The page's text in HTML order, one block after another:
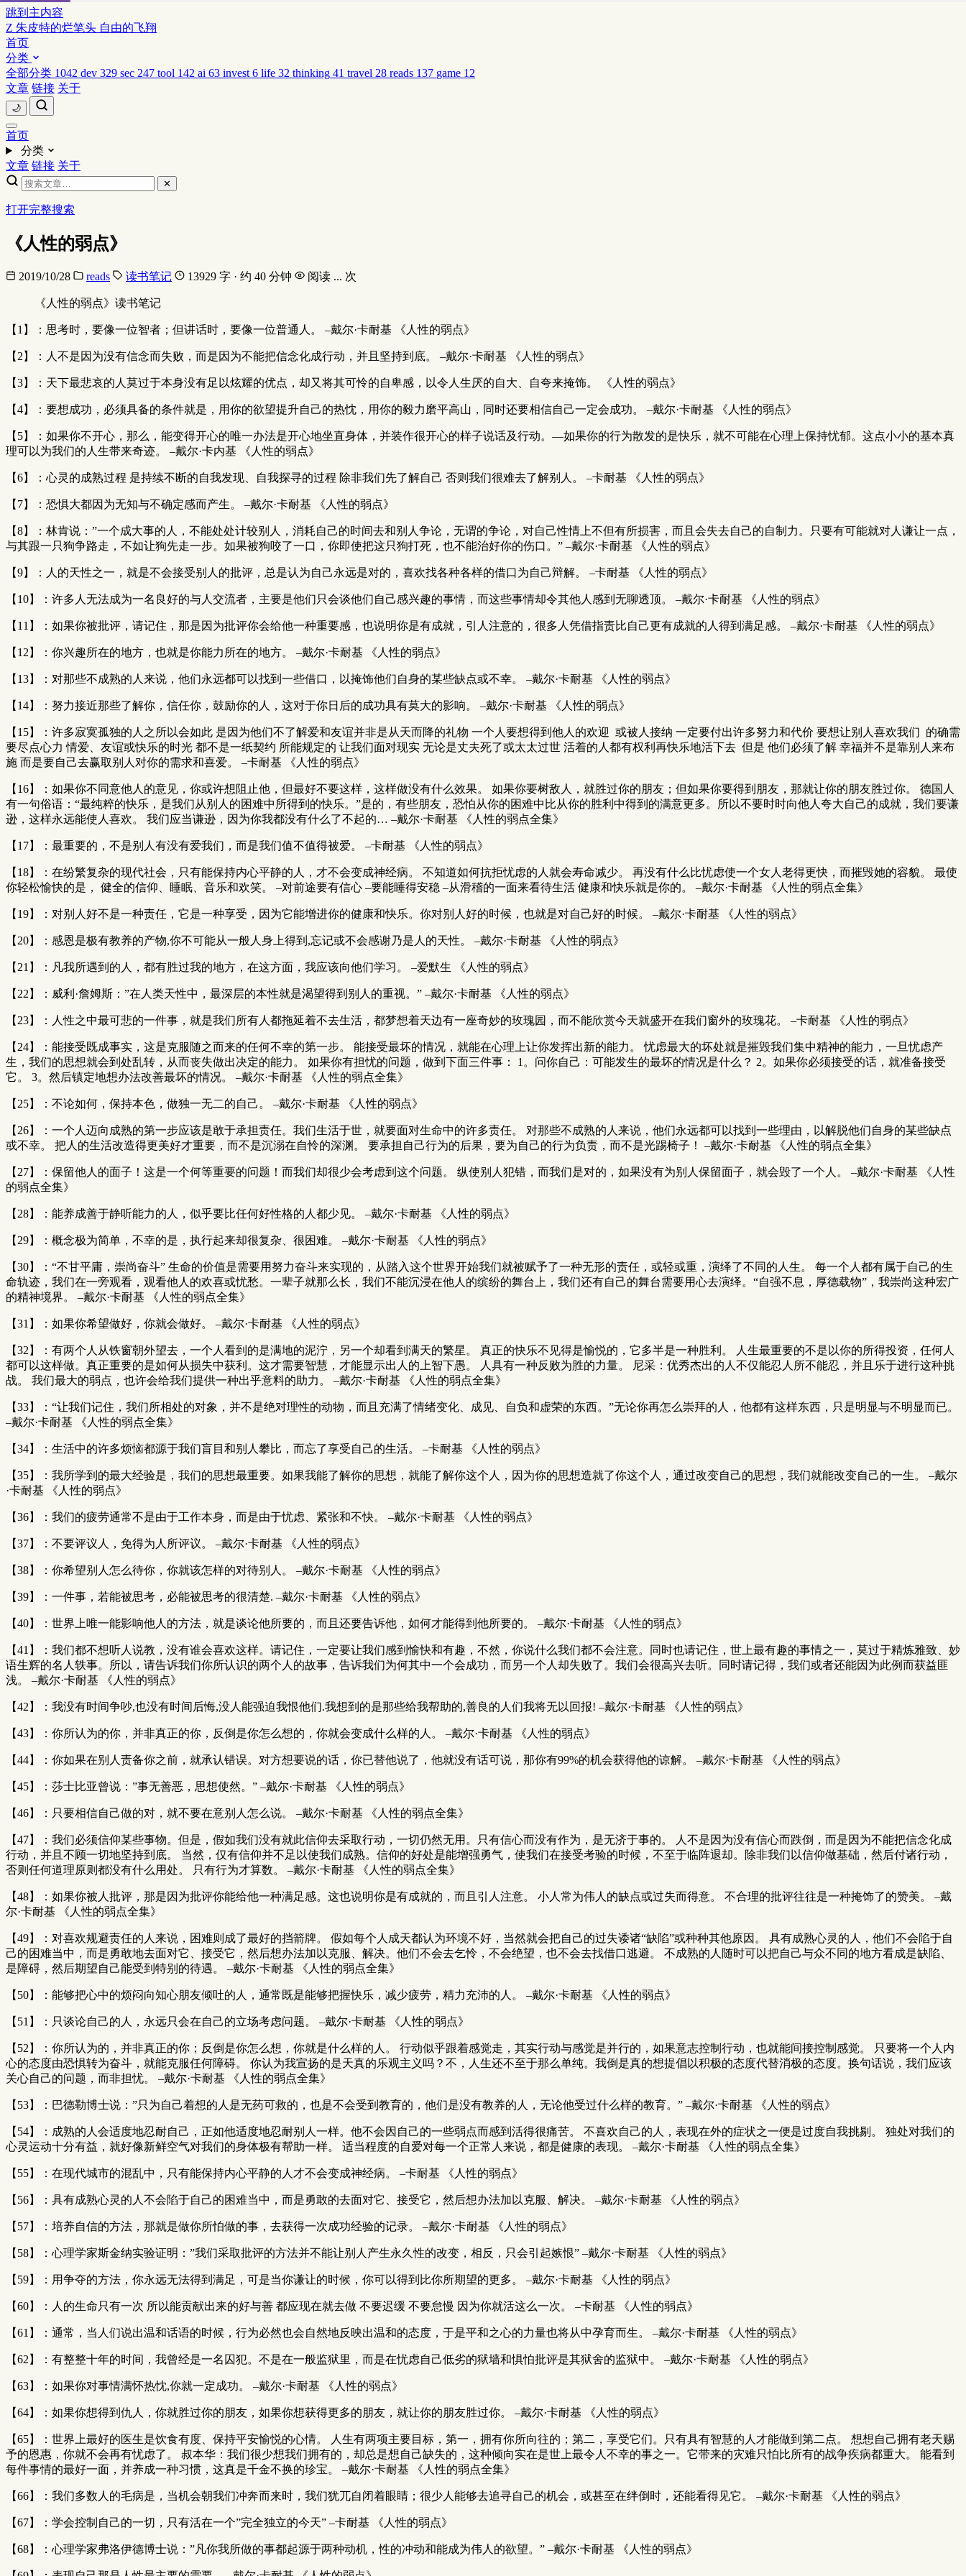
跳到主内容
Z 朱皮特的烂笔头 自由的飞翔
首页
分类
全部分类 1042 dev 329 sec 247 tool 142 ai 63 invest 6 life 32 thinking 41 travel 28 reads 137 game 12
文章 链接 关于
🌙
首页
分类
文章 链接 关于
✕
打开完整搜索
《人性的弱点》
2019/10/28 reads 读书笔记 13929 字 · 约 40 分钟 阅读 ... 次
《人性的弱点》读书笔记
【1】：思考时，要像一位智者；但讲话时，要像一位普通人。 –戴尔·卡耐基 《人性的弱点》
【2】：人不是因为没有信念而失败，而是因为不能把信念化成行动，并且坚持到底。 –戴尔·卡耐基 《人性的弱点》
【3】：天下最悲哀的人莫过于本身没有足以炫耀的优点，却又将其可怜的自卑感，以令人生厌的自大、自夸来掩饰。 《人性的弱点》
【4】：要想成功，必须具备的条件就是，用你的欲望提升自己的热忱，用你的毅力磨平高山，同时还要相信自己一定会成功。 –戴尔·卡耐基 《人性的弱点》
【5】：如果你不开心，那么，能变得开心的唯一办法是开心地坐直身体，并装作很开心的样子说话及行动。—如果你的行为散发的是快乐，就不可能在心理上保持忧郁。这点小小的基本真
理可以为我们的人生带来奇迹。 –戴尔·卡内基 《人性的弱点》
【6】：心灵的成熟过程 是持续不断的自我发现、自我探寻的过程 除非我们先了解自己 否则我们很难去了解别人。 –卡耐基 《人性的弱点》
【7】：恐惧大都因为无知与不确定感而产生。 –戴尔·卡耐基 《人性的弱点》
【8】：林肯说：”一个成大事的人，不能处处计较别人，消耗自己的时间去和别人争论，无谓的争论，对自己性情上不但有所损害，而且会失去自己的自制力。只要有可能就对人谦让一点，
与其跟一只狗争路走，不如让狗先走一步。如果被狗咬了一口，你即使把这只狗打死，也不能治好你的伤口。” –戴尔·卡耐基 《人性的弱点》
【9】：人的天性之一，就是不会接受别人的批评，总是认为自己永远是对的，喜欢找各种各样的借口为自己辩解。 –卡耐基 《人性的弱点》
【10】：许多人无法成为一名良好的与人交流者，主要是他们只会谈他们自己感兴趣的事情，而这些事情却令其他人感到无聊透顶。 –戴尔·卡耐基 《人性的弱点》
【11】：如果你被批评，请记住，那是因为批评你会给他一种重要感，也说明你是有成就，引人注意的，很多人凭借指责比自己更有成就的人得到满足感。 –戴尔·卡耐基 《人性的弱点》
【12】：你兴趣所在的地方，也就是你能力所在的地方。 –戴尔·卡耐基 《人性的弱点》
【13】：对那些不成熟的人来说，他们永远都可以找到一些借口，以掩饰他们自身的某些缺点或不幸。 –戴尔·卡耐基 《人性的弱点》
【14】：努力接近那些了解你，信任你，鼓励你的人，这对于你日后的成功具有莫大的影响。 –戴尔·卡耐基 《人性的弱点》
【15】：许多寂寞孤独的人之所以会如此 是因为他们不了解爱和友谊并非是从天而降的礼物 一个人要想得到他人的欢迎 或被人接纳 一定要付出许多努力和代价 要想让别人喜欢我们 的确需
要尽点心力 情爱、友谊或快乐的时光 都不是一纸契约 所能规定的 让我们面对现实 无论是丈夫死了或太太过世 活着的人都有权利再快乐地活下去 但是 他们必须了解 幸福并不是靠别人来布
施 而是要自己去赢取别人对你的需求和喜爱。 –卡耐基 《人性的弱点》
【16】：如果你不同意他人的意见，你或许想阻止他，但最好不要这样，这样做没有什么效果。 如果你要树敌人，就胜过你的朋友；但如果你要得到朋友，那就让你的朋友胜过你。 德国人
有一句俗语：“最纯粹的快乐，是我们从别人的困难中所得到的快乐。”是的，有些朋友，恐怕从你的困难中比从你的胜利中得到的满意更多。所以不要时时向他人夸大自己的成就，我们要谦
逊，这样永远能使人喜欢。 我们应当谦逊，因为你我都没有什么了不起的… –戴尔·卡耐基 《人性的弱点全集》
【17】：最重要的，不是别人有没有爱我们，而是我们值不值得被爱。 –卡耐基 《人性的弱点》
【18】：在纷繁复杂的现代社会，只有能保持内心平静的人，才不会变成神经病。 不知道如何抗拒忧虑的人就会寿命减少。 再没有什么比忧虑使一个女人老得更快，而摧毁她的容貌。 最使
你轻松愉快的是， 健全的信仰、睡眠、音乐和欢笑。 –对前途要有信心 –要能睡得安稳 –从滑稽的一面来看待生活 健康和快乐就是你的。 –戴尔·卡耐基 《人性的弱点全集》
【19】：对别人好不是一种责任，它是一种享受，因为它能增进你的健康和快乐。你对别人好的时候，也就是对自己好的时候。 –戴尔·卡耐基 《人性的弱点》
【20】：感恩是极有教养的产物,你不可能从一般人身上得到,忘记或不会感谢乃是人的天性。 –戴尔·卡耐基 《人性的弱点》
【21】：凡我所遇到的人，都有胜过我的地方，在这方面，我应该向他们学习。 –爱默生 《人性的弱点》
【22】：威利·詹姆斯：”在人类天性中，最深层的本性就是渴望得到别人的重视。” –戴尔·卡耐基 《人性的弱点》
【23】：人性之中最可悲的一件事，就是我们所有人都拖延着不去生活，都梦想着天边有一座奇妙的玫瑰园，而不能欣赏今天就盛开在我们窗外的玫瑰花。 –卡耐基 《人性的弱点》
【24】：能接受既成事实，这是克服随之而来的任何不幸的第一步。 能接受最坏的情况，就能在心理上让你发挥出新的能力。 忧虑最大的坏处就是摧毁我们集中精神的能力，一旦忧虑产
生，我们的思想就会到处乱转，从而丧失做出决定的能力。 如果你有担忧的问题，做到下面三件事： 1。问你自己：可能发生的最坏的情况是什么？ 2。如果你必须接受的话，就准备接受
它。 3。然后镇定地想办法改善最坏的情况。 –戴尔·卡耐基 《人性的弱点全集》
【25】：不论如何，保持本色，做独一无二的自己。 –戴尔·卡耐基 《人性的弱点》
【26】：一个人迈向成熟的第一步应该是敢于承担责任。我们生活于世，就要面对生命中的许多责任。 对那些不成熟的人来说，他们永远都可以找到一些理由，以解脱他们自身的某些缺点
或不幸。 把人的生活改造得更美好才重要，而不是沉溺在自怜的深渊。 要承担自己行为的后果，要为自己的行为负责，而不是光踢椅子！ –戴尔·卡耐基 《人性的弱点全集》
【27】：保留他人的面子！这是一个何等重要的问题！而我们却很少会考虑到这个问题。 纵使别人犯错，而我们是对的，如果没有为别人保留面子，就会毁了一个人。 –戴尔·卡耐基 《人性
的弱点全集》
【28】：能养成善于静听能力的人，似乎要比任何好性格的人都少见。 –戴尔·卡耐基 《人性的弱点》
【29】：概念极为简单，不幸的是，执行起来却很复杂、很困难。 –戴尔·卡耐基 《人性的弱点》
【30】：“不甘平庸，崇尚奋斗” 生命的价值是需要用努力奋斗来实现的，从踏入这个世界开始我们就被赋予了一种无形的责任，或轻或重，演绎了不同的人生。 每一个人都有属于自己的生
命轨迹，我们在一旁观看，观看他人的欢喜或忧愁。一辈子就那么长，我们不能沉浸在他人的缤纷的舞台上，我们还有自己的舞台需要用心去演绎。“自强不息，厚德载物”，我崇尚这种宏广
的精神境界。 –戴尔·卡耐基 《人性的弱点全集》
【31】：如果你希望做好，你就会做好。 –戴尔·卡耐基 《人性的弱点》
【32】：有两个人从铁窗朝外望去，一个人看到的是满地的泥泞，另一个却看到满天的繁星。 真正的快乐不见得是愉悦的，它多半是一种胜利。 人生最重要的不是以你的所得投资，任何人
都可以这样做。真正重要的是如何从损失中获利。这才需要智慧，才能显示出人的上智下愚。 人具有一种反败为胜的力量。 尼采：优秀杰出的人不仅能忍人所不能忍，并且乐于进行这种挑
战。 我们最大的弱点，也许会给我们提供一种出乎意料的助力。 –戴尔·卡耐基 《人性的弱点全集》
【33】：“让我们记住，我们所相处的对象，并不是绝对理性的动物，而且充满了情绪变化、成见、自负和虚荣的东西。”无论你再怎么崇拜的人，他都有这样东西，只是明显与不明显而已。
–戴尔·卡耐基 《人性的弱点全集》
【34】：生活中的许多烦恼都源于我们盲目和别人攀比，而忘了享受自己的生活。 –卡耐基 《人性的弱点》
【35】：我所学到的最大经验是，我们的思想最重要。如果我能了解你的思想，就能了解你这个人，因为你的思想造就了你这个人，通过改变自己的思想，我们就能改变自己的一生。 –戴尔
·卡耐基 《人性的弱点》
【36】：我们的疲劳通常不是由于工作本身，而是由于忧虑、紧张和不快。 –戴尔·卡耐基 《人性的弱点》
【37】：不要评议人，免得为人所评议。 –戴尔·卡耐基 《人性的弱点》
【38】：你希望别人怎么待你，你就该怎样的对待别人。 –戴尔·卡耐基 《人性的弱点》
【39】：一件事，若能被思考，必能被思考的很清楚. –戴尔·卡耐基 《人性的弱点》
【40】：世界上唯一能影响他人的方法，就是谈论他所要的，而且还要告诉他，如何才能得到他所要的。 –戴尔·卡耐基 《人性的弱点》
【41】：我们都不想听人说教，没有谁会喜欢这样。请记住，一定要让我们感到愉快和有趣，不然，你说什么我们都不会注意。同时也请记住，世上最有趣的事情之一，莫过于精炼雅致、妙
语生辉的名人轶事。所以，请告诉我们你所认识的两个人的故事，告诉我们为何其中一个会成功，而另一个人却失败了。我们会很高兴去听。同时请记得，我们或者还能因为此例而获益匪
浅。 –戴尔·卡耐基 《人性的弱点》
【42】：我没有时间争吵,也没有时间后悔,没人能强迫我恨他们.我想到的是那些给我帮助的,善良的人们我将无以回报! –戴尔·卡耐基 《人性的弱点》
【43】：你所认为的你，并非真正的你，反倒是你怎么想的，你就会变成什么样的人。 –戴尔·卡耐基 《人性的弱点》
【44】：你如果在别人责备你之前，就承认错误。对方想要说的话，你已替他说了，他就没有话可说，那你有99%的机会获得他的谅解。 –戴尔·卡耐基 《人性的弱点》
【45】：莎士比亚曾说：”事无善恶，思想使然。” –戴尔·卡耐基 《人性的弱点》
【46】：只要相信自己做的对，就不要在意别人怎么说。 –戴尔·卡耐基 《人性的弱点全集》
【47】：我们必须信仰某些事物。但是，假如我们没有就此信仰去采取行动，一切仍然无用。只有信心而没有作为，是无济于事的。 人不是因为没有信心而跌倒，而是因为不能把信念化成
行动，并且不顾一切地坚持到底。 当然，仅有信仰并不足以使我们成熟。信仰的好处是能增强勇气，使我们在接受考验的时候，不至于临阵退却。除非我们以信仰做基础，然后付诸行动，
否则任何道理原则都没有什么用处。 只有行为才算数。 –戴尔·卡耐基 《人性的弱点全集》
【48】：如果你被人批评，那是因为批评你能给他一种满足感。这也说明你是有成就的，而且引人注意。 小人常为伟人的缺点或过失而得意。 不合理的批评往往是一种掩饰了的赞美。 –戴
尔·卡耐基 《人性的弱点全集》
【49】：对喜欢规避责任的人来说，困难则成了最好的挡箭牌。 假如每个人成天都认为环境不好，当然就会把自己的过失诿诸“缺陷”或种种其他原因。 具有成熟心灵的人，他们不会陷于自
己的困难当中，而是勇敢地去面对它、接受它，然后想办法加以克服、解决。他们不会去乞怜，不会绝望，也不会去找借口逃避。 不成熟的人随时可以把自己与众不同的地方看成是缺陷、
是障碍，然后期望自己能受到特别的待遇。 –戴尔·卡耐基 《人性的弱点全集》
【50】：能够把心中的烦闷向知心朋友倾吐的人，通常既是能够把握快乐，减少疲劳，精力充沛的人。 –戴尔·卡耐基 《人性的弱点》
【51】：只谈论自己的人，永远只会在自己的立场考虑问题。 –戴尔·卡耐基 《人性的弱点》
【52】：你所认为的，并非真正的你；反倒是你怎么想，你就是什么样的人。 行动似乎跟着感觉走，其实行动与感觉是并行的，如果意志控制行动，也就能间接控制感觉。 只要将一个人内
心的态度由恐惧转为奋斗，就能克服任何障碍。 你认为我宣扬的是天真的乐观主义吗？不，人生还不至于那么单纯。我倒是真的想提倡以积极的态度代替消极的态度。换句话说，我们应该
关心自己的问题，而非担忧。 –戴尔·卡耐基 《人性的弱点全集》
【53】：巴德勒博士说：”只为自己着想的人是无药可救的，也是不会受到教育的，他们是没有教养的人，无论他受过什么样的教育。” –戴尔·卡耐基 《人性的弱点》
【54】：成熟的人会适度地忍耐自己，正如他适度地忍耐别人一样。他不会因自己的一些弱点而感到活得很痛苦。 不喜欢自己的人，表现在外的症状之一便是过度自我挑剔。 独处对我们的
心灵运动十分有益，就好像新鲜空气对我们的身体极有帮助一样。 适当程度的自爱对每一个正常人来说，都是健康的表现。 –戴尔·卡耐基 《人性的弱点全集》
【55】：在现代城市的混乱中，只有能保持内心平静的人才不会变成神经病。 –卡耐基 《人性的弱点》
【56】：具有成熟心灵的人不会陷于自己的困难当中，而是勇敢的去面对它、接受它，然后想办法加以克服、解决。 –戴尔·卡耐基 《人性的弱点》
【57】：培养自信的方法，那就是做你所怕做的事，去获得一次成功经验的记录。 –戴尔·卡耐基 《人性的弱点》
【58】：心理学家斯金纳实验证明：”我们采取批评的方法并不能让别人产生永久性的改变，相反，只会引起嫉恨” –戴尔·卡耐基 《人性的弱点》
【59】：用争夺的方法，你永远无法得到满足，可是当你谦让的时候，你可以得到比你所期望的更多。 –戴尔·卡耐基 《人性的弱点》
【60】：人的生命只有一次 所以能贡献出来的好与善 都应现在就去做 不要迟缓 不要怠慢 因为你就活这么一次。 –卡耐基 《人性的弱点》
【61】：通常，当人们说出温和话语的时候，行为必然也会自然地反映出温和的态度，于是平和之心的力量也将从中孕育而生。 –戴尔·卡耐基 《人性的弱点》
【62】：有整整十年的时间，我曾经是一名囚犯。不是在一般监狱里，而是在忧虑自己低劣的狱墙和惧怕批评是其狱舍的监狱中。 –戴尔·卡耐基 《人性的弱点》
【63】：如果你对事情满怀热忱,你就一定成功。 –戴尔·卡耐基 《人性的弱点》
【64】：如果你想得到仇人，你就胜过你的朋友，如果你想获得更多的朋友，就让你的朋友胜过你。 –戴尔·卡耐基 《人性的弱点》
【65】：世界上最好的医生是饮食有度、保持平安愉悦的心情。 人生有两项主要目标，第一，拥有你所向往的；第二，享受它们。只有具有智慧的人才能做到第二点。 想想自己拥有老天赐
予的恩惠，你就不会再有忧虑了。 叔本华：我们很少想我们拥有的，却总是想自己缺失的，这种倾向实在是世上最令人不幸的事之一。它带来的灾难只怕比所有的战争疾病都重大。 能看到
每件事情的最好一面，并养成一种习惯，这真是千金不换的珍宝。 –戴尔·卡耐基 《人性的弱点全集》
【66】：我们多数人的毛病是，当机会朝我们冲奔而来时，我们犹兀自闭着眼睛；很少人能够去追寻自己的机会，或甚至在绊倒时，还能看得见它。 –戴尔·卡耐基 《人性的弱点》
【67】：学会控制自己的一切，只有活在一个”完全独立的今天” –卡耐基 《人性的弱点》
【68】：心理学家弗洛伊德博士说：”凡你我所做的事都起源于两种动机，性的冲动和能成为伟人的欲望。” –戴尔·卡耐基 《人性的弱点》